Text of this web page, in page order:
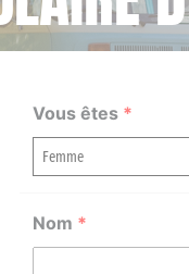
Vous êtes *
Nom *